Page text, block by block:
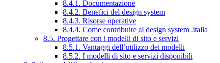
8.4.1. Documentazione
8.4.2. Benefici del design system
8.4.3. Risorse operative
8.4.4. Come contribuire al design system .italia
8.5. Progettare con i modelli di sito e servizi
8.5.1. Vantaggi dell’utilizzo dei modelli
8.5.2. I modelli di sito e servizi disponibili